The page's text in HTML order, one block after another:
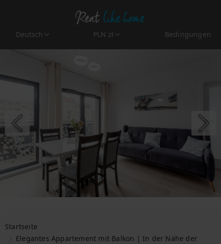
Deutsch PLN zł Bedingungen
Startseite
Elegantes Appartement mit Balkon | In der Nähe der